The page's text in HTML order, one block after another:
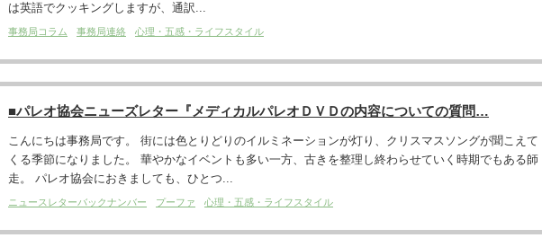
は英語でクッキングしますが、通訳...
事務局コラム 事務局連絡 心理・五感・ライフスタイル
■パレオ協会ニューズレター『メディカルパレオＤＶＤの内容についての質問…
こんにちは事務局です。 街には色とりどりのイルミネーションが灯り、クリスマスソングが聞こえて
くる季節になりました。 華やかなイベントも多い一方、古きを整理し終わらせていく時期でもある師
走。 パレオ協会におきましても、ひとつ...
ニュースレターバックナンバー プーファ 心理・五感・ライフスタイル